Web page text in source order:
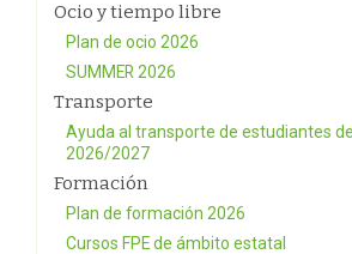
Ocio y tiempo libre
Plan de ocio 2026
SUMMER 2026
Transporte
Ayuda al transporte de estudiantes
2026/2027
Formación
Plan de formación 2026
Cursos FPE de ámbito estatal